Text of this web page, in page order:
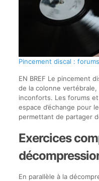
Pincement discal :
EN BREF Le pincement
de la colonne
inconforts. Les forums
espace d’échange pour
permettant de partager
Exercices
En parallèle à la